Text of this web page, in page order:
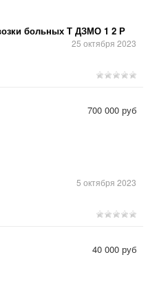
больных Т ДЗМО 1 2 Р
25 октября 2023
5 октября 2023
700 000 руб
40 000 руб